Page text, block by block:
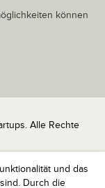
und das
Durch die
können
Alle Rechte